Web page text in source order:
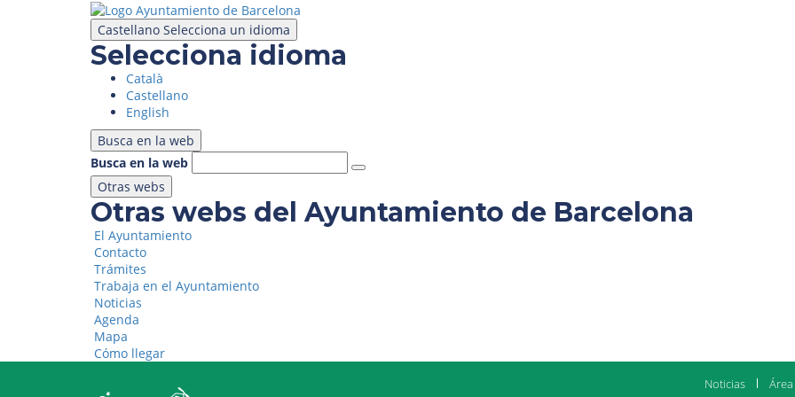
Castellano Selecciona un idioma
Selecciona idioma
Català
Castellano
English
Busca en la web
Busca en la web
Otras webs
Otras webs del Ayuntamiento de Barcelona
El Ayuntamiento
Contacto
Trámites
Trabaja en el Ayuntamiento
Noticias
Agenda
Mapa
Cómo llegar
Noticias